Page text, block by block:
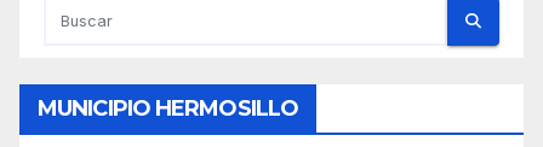
MUNICIPIO HERMOSILLO